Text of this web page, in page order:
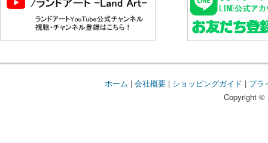
ホーム | 会社概要| ショッピングガイド | プラ
Copyright ©